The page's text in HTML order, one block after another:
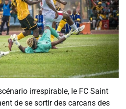
irrespirable, le FC Saint
de se sortir des carcans des